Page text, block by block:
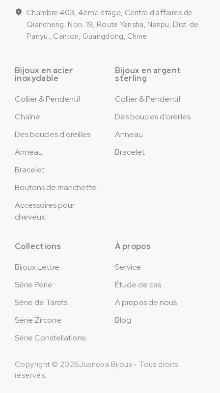
Chambre 403, 4ème étage, Centre d'affaires de
Qiancheng, Non. 19, Route Yansha, Nanpu, Dist. de
Panyu., Canton, Guangdong, Chine
Bijoux en acier
inoxydable
Collier & Pendentif
Chaîne
Des boucles d'oreilles
Anneau
Bracelet
Boutons de manchette
Accessoires pour
cheveux
Bijoux en argent
sterling
Collier & Pendentif
Des boucles d'oreilles
Anneau
Bracelet
Collections
Bijoux Lettre
Série Perle
Série de Tarots
Série Zircone
Série Constellations
À propos
Service
Étude de cas
À propos de nous
Blog
Copyright © 2026Jusnova Bijoux - Tous droits
réservés.